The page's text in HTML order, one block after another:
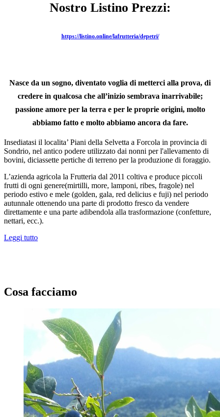
Nostro Listino Prezzi:
https://listino.online/lafrutteria/depetri/
Nasce da un sogno, diventato voglia di metterci alla prova, di
credere in qualcosa che all’inizio sembrava inarrivabile;
passione amore per la terra e per le proprie origini, molto
abbiamo fatto e molto abbiamo ancora da fare.
Insediatasi il localita’ Piani della Selvetta a Forcola in provincia di
Sondrio, nel antico podere utilizzato dai nonni per l'allevamento di
bovini, diciassette pertiche di terreno per la produzione di foraggio.
L’azienda agricola la Frutteria dal 2011 coltiva e produce piccoli
frutti di ogni genere(mirtilli, more, lamponi, ribes, fragole) nel
periodo estivo e mele (golden, gala, red delicius e fuji) nel periodo
autunnale ottenendo una parte di prodotto fresco da vendere
direttamente e una parte adibendola alla trasformazione (confetture,
nettari, ecc.).
Leggi tutto
Cosa facciamo